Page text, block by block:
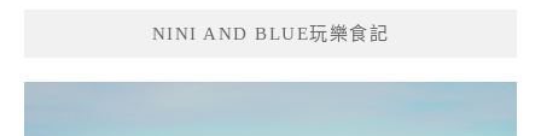
NINI AND BLUE玩樂食記